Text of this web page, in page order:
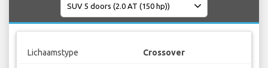
Lichaamstype Crossover